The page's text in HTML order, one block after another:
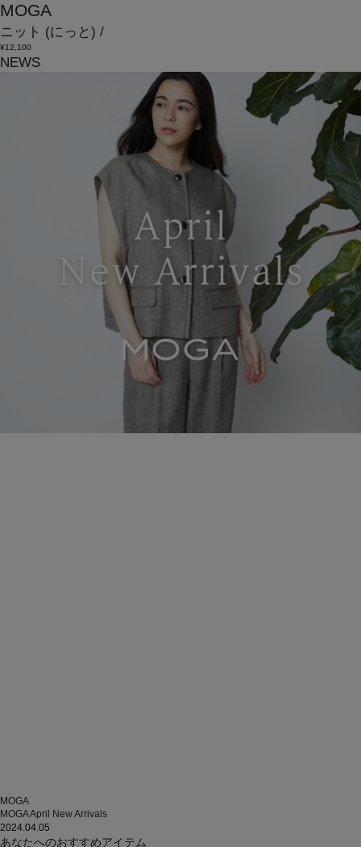
MOGA
ニット (にっと) /
¥12,100
NEWS
MOGA
MOGA April New Arrivals
2024.04.05
あなたへのおすすめアイテム